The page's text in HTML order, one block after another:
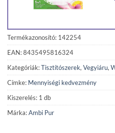
Termékazonosító: 142254
EAN: 8435495816324
Kategóriák:Tisztítószerek, Vegyiáru,
Címke: Mennyiségi kedvezmény
Kiszerelés: 1 db
Márka:Ambi Pur